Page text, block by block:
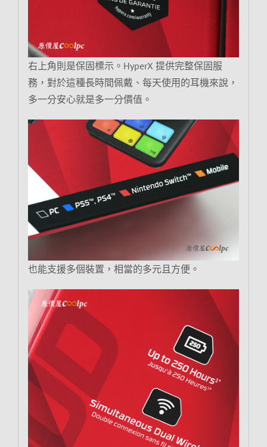
右上角則是保固標示。HyperX 提供完整保固服
務，對於這種長時間佩戴、每天使用的耳機來說，
多一分安心就是多一分價值。
也能支援多個裝置，相當的多元且方便。